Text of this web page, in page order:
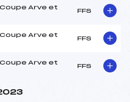
Arve et
FFS
Arve et
FFS
Arve et
FFS